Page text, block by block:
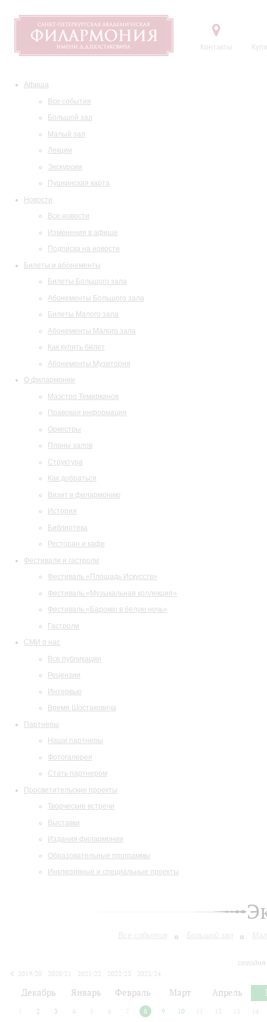
Контакты
Афиша
Все события
Большой зал
Малый зал
Лекции
Экскурсии
Пушкинская карта
Новости
Все новости
Изменения в афише
Подписка на новости
Билеты и абонементы
Билеты Большого зала
Абонементы Большого зала
Билеты Малого зала
Абонементы Малого зала
Как купить билет
Абонементы Музитория
О филармонии
Маэстро Темирканов
Правовая информация
Оркестры
Планы залов
Структура
Как добраться
Визит в филармонию
История
Библиотека
Ресторан и кафе
Фестивали и гастроли
Фестиваль «Площадь Искусств»
Фестиваль «Музыкальная коллекция»
Фестиваль «Барокко в белую ночь»
Гастроли
СМИ о нас
Все публикации
Рецензии
Интервью
Время Шостаковича
Партнеры
Наши партнеры
Фотогалерея
Стать партнером
Просветительские проекты
Творческие встречи
Выставки
Издания филармонии
Образовательные программы
Инклюзивные и специальные проекты
Все события Большой зал
2019/20
2020/21 2021/22 2022/23
2023/24
Декабрь Январь Февраль Март Апрель
2 3 4 5 6 7 8 9 10 12 13 14